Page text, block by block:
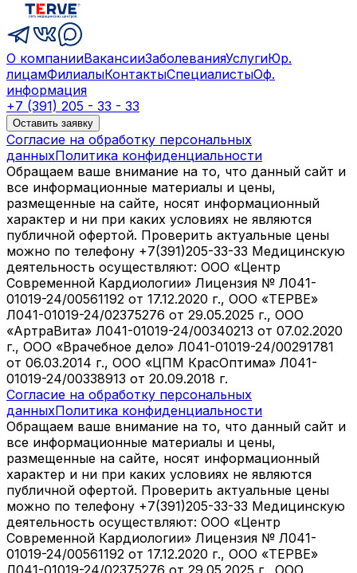
О компанииВакансииЗаболеванияУслугиЮр.
лицамФилиалыКонтактыСпециалистыОф.
информация
+7 (391) 205 - 33 - 33
Оставить заявку
Согласие на обработку персональных
данныхПолитика конфиденциальности
Обращаем ваше внимание на то, что данный сайт и
все информационные материалы и цены,
размещенные на сайте, носят информационный
характер и ни при каких условиях не являются
публичной офертой. Проверить актуальные цены
можно по телефону +7(391)205-33-33 Медицинскую
деятельность осуществляют: ООО «Центр
Современной Кардиологии» Лицензия № Л041-
01019-24/00561192 от 17.12.2020 г., ООО «ТЕРВЕ»
Л041-01019-24/02375276 от 29.05.2025 г., ООО
«АртраВита» Л041-01019-24/00340213 от 07.02.2020
г., ООО «Врачебное дело» Л041-01019-24/00291781
от 06.03.2014 г., ООО «ЦПМ КрасОптима» Л041-
01019-24/00338913 от 20.09.2018 г.
Согласие на обработку персональных
данныхПолитика конфиденциальности
Обращаем ваше внимание на то, что данный сайт и
все информационные материалы и цены,
размещенные на сайте, носят информационный
характер и ни при каких условиях не являются
публичной офертой. Проверить актуальные цены
можно по телефону +7(391)205-33-33 Медицинскую
деятельность осуществляют: ООО «Центр
Современной Кардиологии» Лицензия № Л041-
01019-24/00561192 от 17.12.2020 г., ООО «ТЕРВЕ»
Л041-01019-24/02375276 от 29.05.2025 г., ООО